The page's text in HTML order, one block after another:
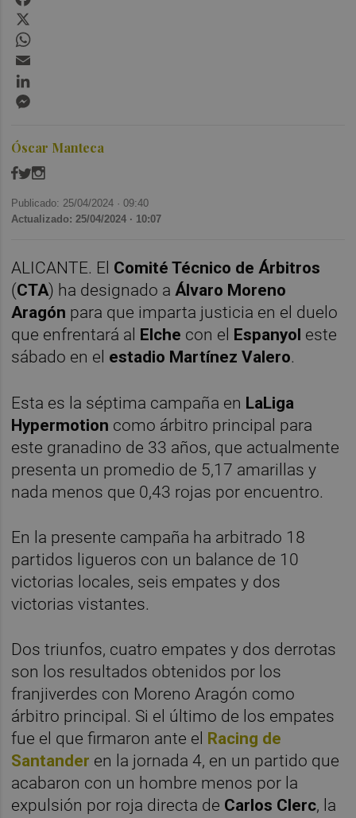
Óscar Manteca
Publicado: 25/04/2024 ·09:40
Actualizado: 25/04/2024 · 10:07
ALICANTE. El Comité Técnico de Árbitros
(CTA) ha designado a Álvaro Moreno
Aragón para que imparta justicia en el duelo
que enfrentará al
Elche con el Espanyol este
sábado en el estadio Martínez Valero.
Esta es la séptima campaña en LaLiga
Hypermotion como árbitro principal para
este granadino de 33 años, que actualmente
presenta un promedio de 5,17 amarillas y
nada menos que 0,43 rojas por encuentro.
En la presente campaña ha arbitrado 18
partidos ligueros con un balance de 10
victorias locales, seis empates y dos
victorias vistantes.
Dos triunfos, cuatro empates y dos derrotas
son los resultados obtenidos por los
franjiverdes con Moreno Aragón como
árbitro principal. Si el último de los empates
fue el que firmaron ante el Racing de
Santander en la jornada 4, en un partido que
acabaron con un hombre menos por la
expulsión por roja directa de Carlos Clerc, la